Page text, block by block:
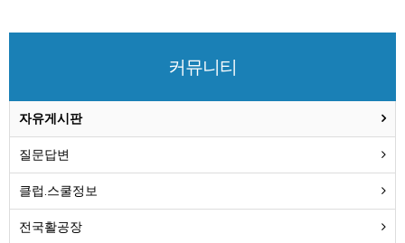
커뮤니티
자유게시판
질문답변
클럽.스쿨정보
전국활공장